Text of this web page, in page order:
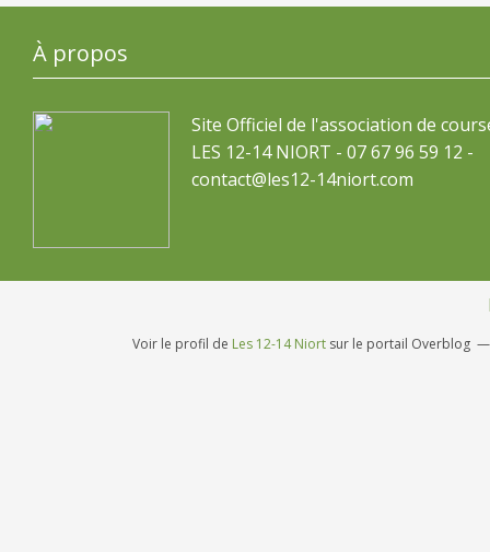
À propos
Site Officiel de l'association de
LES 12-14 NIORT - 07 67 96 59 12 -
contact@les12-14niort.com
Voir le profil de Les 12-14 Niort sur le portail Overblog